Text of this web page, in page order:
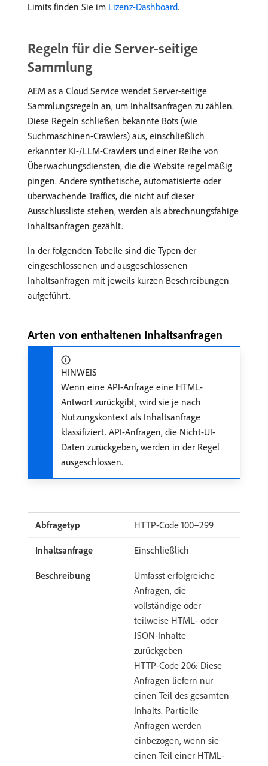
Limits finden Sie im Lizenz-Dashboard.
Regeln für die Server-seitige
Sammlung
AEM as a Cloud Service wendet Server-seitige
Sammlungsregeln an, um Inhaltsanfragen zu zählen.
Diese Regeln schließen bekannte Bots (wie
Suchmaschinen-Crawlers) aus, einschließlich
erkannter KI-/LLM-Crawlers und einer Reihe von
Überwachungsdiensten, die die Website regelmäßig
pingen. Andere synthetische, automatisierte oder
überwachende Traffics, die nicht auf dieser
Ausschlussliste stehen, werden als abrechnungsfähige
Inhaltsanfragen gezählt.
In der folgenden Tabelle sind die Typen der
eingeschlossenen und ausgeschlossenen
Inhaltsanfragen mit jeweils kurzen Beschreibungen
aufgeführt.
Arten von enthaltenen Inhaltsanfragen
HINWEIS
Wenn eine API-Anfrage eine HTML-
Antwort zurückgibt, wird sie je nach
Nutzungskontext als Inhaltsanfrage
klassifiziert. API-Anfragen, die Nicht-UI-
Daten zurückgeben, werden in der Regel
ausgeschlossen.
HTTP-Code 100–299
Einschließlich
Umfasst erfolgreiche
Anfragen, die
vollständige oder
teilweise HTML- oder
JSON-Inhalte
zurückgeben
HTTP-Code 206: Diese
Anfragen liefern nur
einen Teil des gesamten
Inhalts. Partielle
Anfragen werden
einbezogen, wenn sie
einen Teil einer HTML-